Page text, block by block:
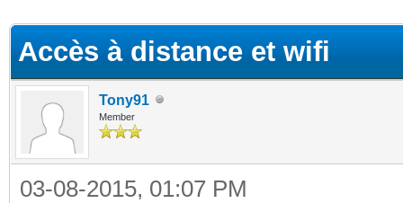
Accès à distance et wifi
Tony91
Member
03-08-2015, 01:07 PM